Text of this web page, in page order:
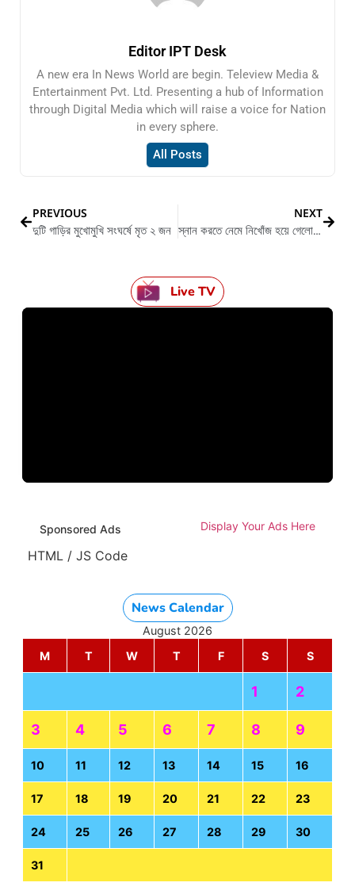
Editor IPT Desk
A new era In News World are begin. Teleview Media &
Entertainment Pvt. Ltd. Presenting a hub of Information
through Digital Media which will raise a voice for Nation
in every sphere.
All Posts
PREVIOUS
দুটি গাড়ির মুখোমুখি সংঘর্ষে মৃত ২ জন
NEXT
স্নান করতে নেমে নিখোঁজ হয়ে গেলো ১ শিশু
Live TV
Sponsored Ads Display Your Ads Here
HTML / JS Code
News Calendar
August 2026
M
T W T F S S
1 2
3 4 5 6 7 8 9
10 11 12 13 14 15 16
17 18 19 20 21 22 23
24 25 26 27 28 29 30
31